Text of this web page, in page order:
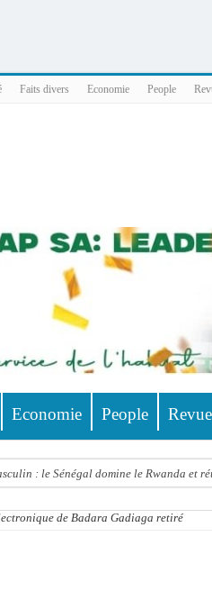
Faits divers Economie People
Economie People
: le Sénégal domine le Rwanda et
de Badara Gadiaga retiré